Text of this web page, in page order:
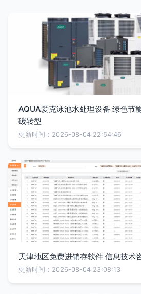
AQUA爱克泳池水处理设备 绿色节
碳转型
更新时间：2026-08-04 22:54:46
天津地区免费进销存软件 信息技术
更新时间：2026-08-04 23:08:13